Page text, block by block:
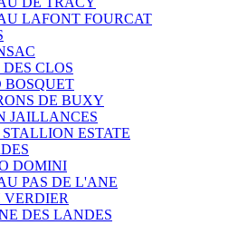
LAFONT FOURCAT
CLOS
BOSQUET
DE BUXY
JAILLANCES
ESTATE
DOMINI
PAS DE L'ANE
VERDIER
DES LANDES